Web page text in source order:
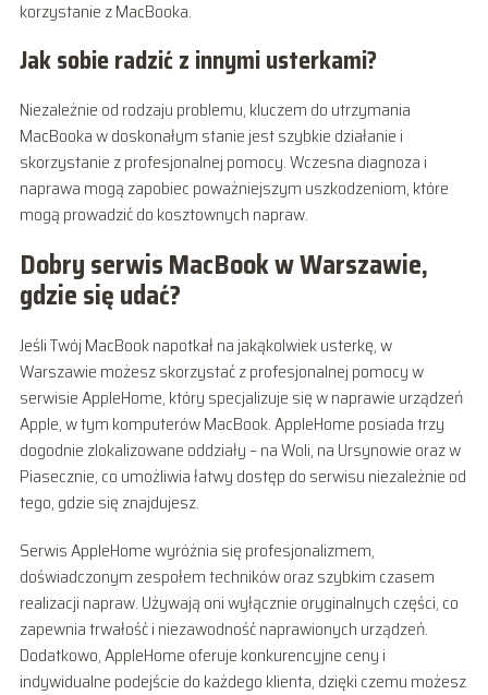
korzystanie z MacBooka.
Jak sobie radzić z innymi usterkami?
Niezależnie od rodzaju problemu, kluczem do utrzymania
MacBooka w doskonałym stanie jest szybkie działanie i
skorzystanie z profesjonalnej pomocy. Wczesna diagnoza i
naprawa mogą zapobiec poważniejszym uszkodzeniom, które
mogą prowadzić do kosztownych napraw.
Dobry serwis MacBook w Warszawie,
gdzie się udać?
Jeśli Twój MacBook napotkał na jakąkolwiek usterkę, w
Warszawie możesz skorzystać z profesjonalnej pomocy w
serwisie AppleHome, który specjalizuje się w naprawie urządzeń
Apple, w tym komputerów MacBook. AppleHome posiada trzy
dogodnie zlokalizowane oddziały – na Woli, na Ursynowie oraz w
Piasecznie, co umożliwia łatwy dostęp do serwisu niezależnie od
tego, gdzie się znajdujesz.
Serwis AppleHome wyróżnia się profesjonalizmem,
doświadczonym zespołem techników oraz szybkim czasem
realizacji napraw. Używają oni wyłącznie oryginalnych części, co
zapewnia trwałość i niezawodność naprawionych urządzeń.
Dodatkowo, AppleHome oferuje konkurencyjne ceny i
indywidualne podejście do każdego klienta, dzięki czemu możesz